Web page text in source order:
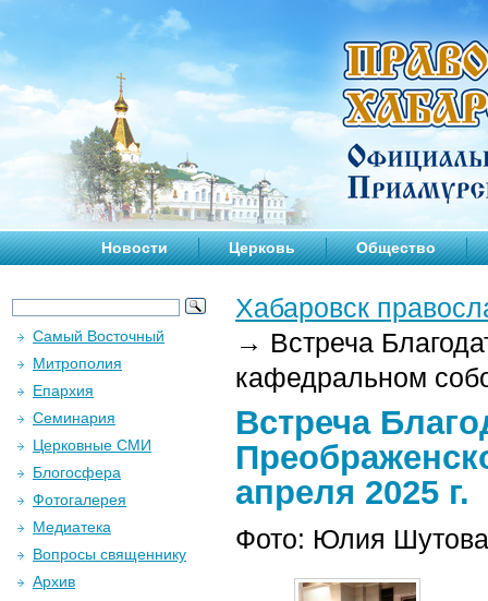
Новости Церковь Общество
Хабаровск
→ Встреча
кафедральном
Встреча
апреля 2025 г.
Фото: Юлия Шутова
Самый Восточный
Митрополия
Епархия
Семинария
Церковные СМИ
Блогосфера
Фотогалерея
Медиатека
Вопросы священнику
Архив